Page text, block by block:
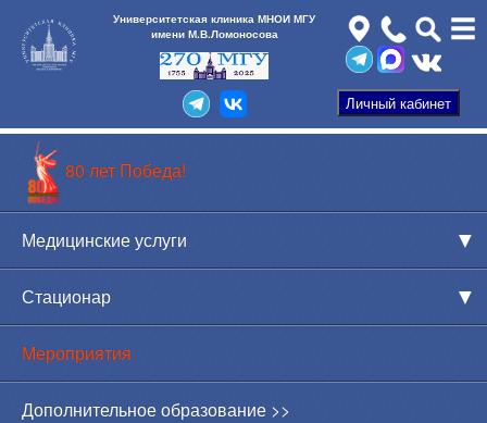
Университетская клиника МНОИ МГУ
имени М.В.Ломоносова
80 лет Победа!
Медицинские услуги
Стационар
Мероприятия
Дополнительное образование >>